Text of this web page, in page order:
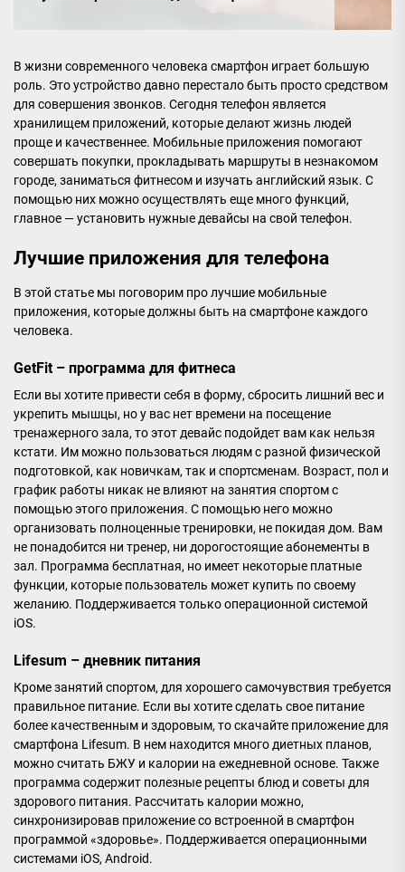
В жизни современного человека смартфон играет большую
роль. Это устройство давно перестало быть просто средством
для совершения звонков. Сегодня телефон является
хранилищем приложений, которые делают жизнь людей
проще и качественнее. Мобильные приложения помогают
совершать покупки, прокладывать маршруты в незнакомом
городе, заниматься фитнесом и изучать английский язык. С
помощью них можно осуществлять еще много функций,
главное — установить нужные девайсы на свой телефон.
Лучшие приложения для телефона
В этой статье мы поговорим про лучшие мобильные
приложения, которые должны быть на смартфоне каждого
человека.
GetFit – программа для фитнеса
Если вы хотите привести себя в форму, сбросить лишний вес и
укрепить мышцы, но у вас нет времени на посещение
тренажерного зала, то этот девайс подойдет вам как нельзя
кстати. Им можно пользоваться людям с разной физической
подготовкой, как новичкам, так и спортсменам. Возраст, пол и
график работы никак не влияют на занятия спортом с
помощью этого приложения. С помощью него можно
организовать полноценные тренировки, не покидая дом. Вам
не понадобится ни тренер, ни дорогостоящие абонементы в
зал. Программа бесплатная, но имеет некоторые платные
функции, которые пользователь может купить по своему
желанию. Поддерживается только операционной системой
iOS.
Lifesum – дневник питания
Кроме занятий спортом, для хорошего самочувствия требуется
правильное питание. Если вы хотите сделать свое питание
более качественным и здоровым, то скачайте приложение для
смартфона Lifesum. В нем находится много диетных планов,
можно считать БЖУ и калории на ежедневной основе. Также
программа содержит полезные рецепты блюд и советы для
здорового питания. Рассчитать калории можно,
синхронизировав приложение со встроенной в смартфон
программой «здоровье». Поддерживается операционными
системами iOS, Android.